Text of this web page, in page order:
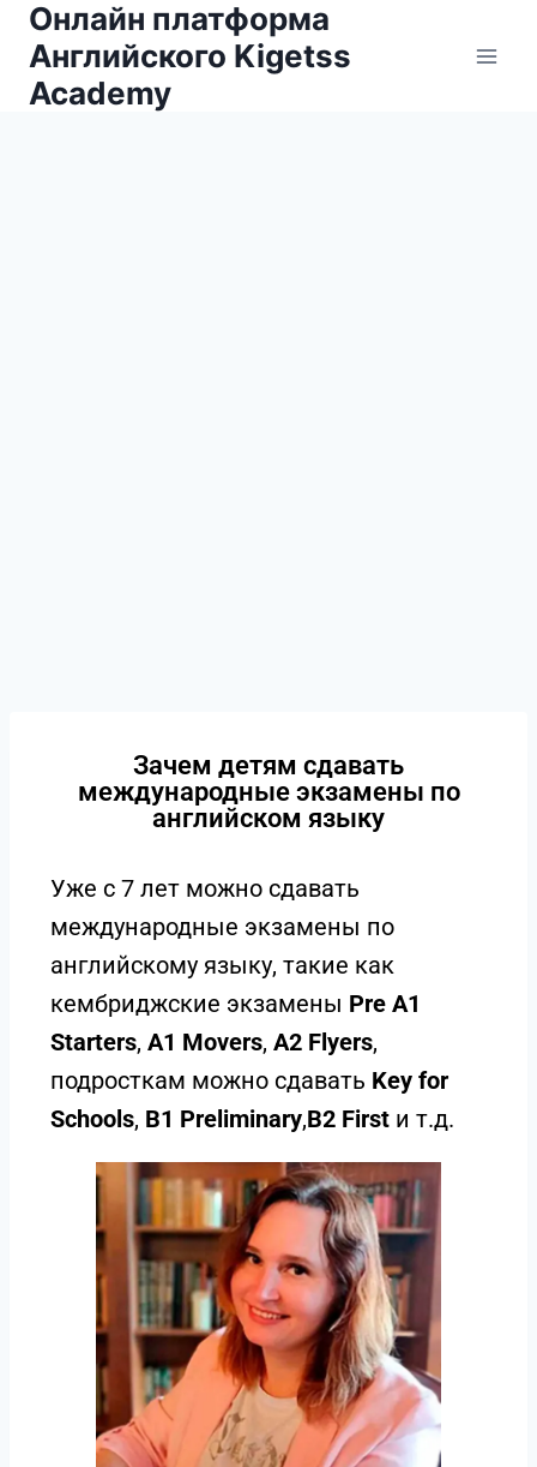
Онлайн платформа
Английского Kigetss
Academy
Зачем детям сдавать
международные экзамены по
английском языку
Уже c 7 лет можно сдавать
международные экзамены по
английскому языку, такие как
кембриджские экзамены Pre A1
Starters, A1 Movers, A2 Flyers,
подросткам можно сдавать Key for
Schools, B1 Preliminary,B2 First и т.д.